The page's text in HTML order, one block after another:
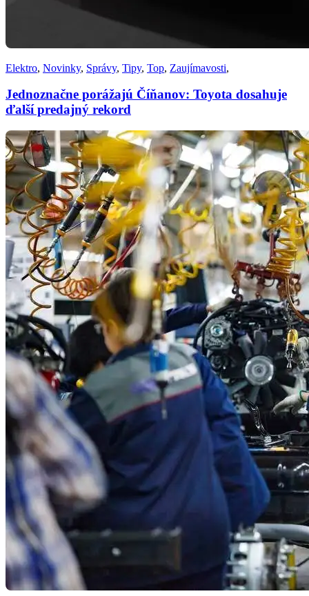
Elektro, Novinky, Správy, Tipy, Top, Zaujímavosti,
Jednoznačne porážajú Číňanov: Toyota dosahuje
ďalší predajný rekord